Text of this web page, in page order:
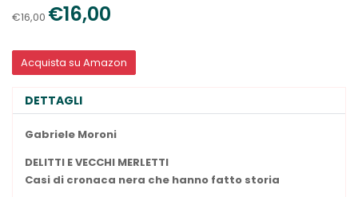
€16,00 €16,00
Acquista su Amazon
DETTAGLI
Gabriele Moroni
DELITTI E VECCHI MERLETTI
Casi di cronaca nera che hanno fatto storia